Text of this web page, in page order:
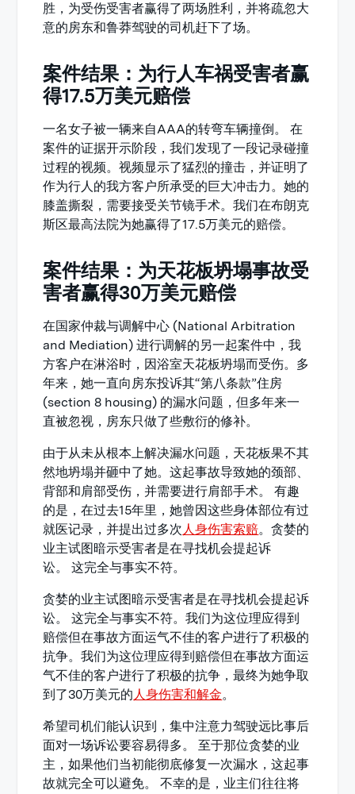
胜，为受伤受害者赢得了两场胜利，并将疏忽大
意的房东和鲁莽驾驶的司机赶下了场。
案件结果：为行人车祸受害者赢
得17.5万美元赔偿
一名女子被一辆来自AAA的转弯车辆撞倒。 在
案件的证据开示阶段，我们发现了一段记录碰撞
过程的视频。视频显示了猛烈的撞击，并证明了
作为行人的我方客户所承受的巨大冲击力。她的
膝盖撕裂，需要接受关节镜手术。我们在布朗克
斯区最高法院为她赢得了17.5万美元的赔偿。
案件结果：为天花板坍塌事故受
害者赢得30万美元赔偿
在国家仲裁与调解中心 (National Arbitration
and Mediation) 进行调解的另一起案件中，我
方客户在淋浴时，因浴室天花板坍塌而受伤。多
年来，她一直向房东投诉其“第八条款”住房
(section 8 housing) 的漏水问题，但多年来一
直被忽视，房东只做了些敷衍的修补。
由于从未从根本上解决漏水问题，天花板果不其
然地坍塌并砸中了她。这起事故导致她的颈部、
背部和肩部受伤，并需要进行肩部手术。 有趣
的是，在过去15年里，她曾因这些身体部位有过
就医记录，并提出过多次人身伤害索赔。贪婪的
业主试图暗示受害者是在寻找机会提起诉
讼。 这完全与事实不符。
贪婪的业主试图暗示受害者是在寻找机会提起诉
讼。 这完全与事实不符。我们为这位理应得到
赔偿但在事故方面运气不佳的客户进行了积极的
抗争。我们为这位理应得到赔偿但在事故方面运
气不佳的客户进行了积极的抗争，最终为她争取
到了30万美元的人身伤害和解金。
希望司机们能认识到，集中注意力驾驶远比事后
面对一场诉讼要容易得多。 至于那位贪婪的业
主，如果他们当初能彻底修复一次漏水，这起事
故就完全可以避免。 不幸的是，业主们往往将